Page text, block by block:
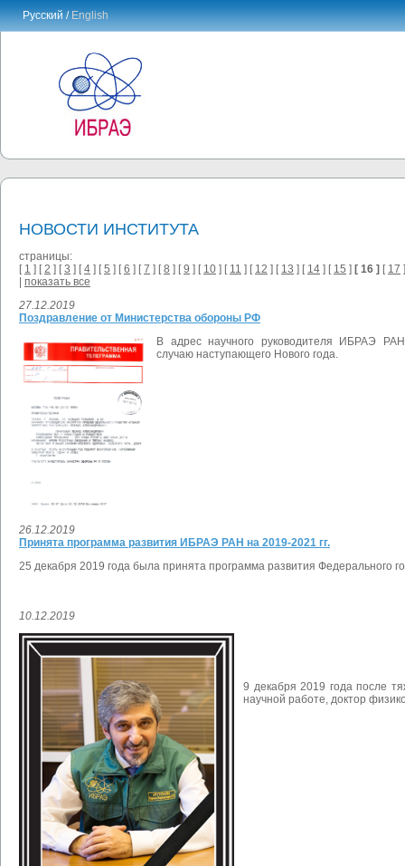
Русский /English
НОВОСТИ ИНСТИТУТА
страницы:
[ 1 ] [2 ] [3 ] [4 ] [5 ] [6 ] [7 ] [8 ] [9 ] [ 10 ] [ 11 ] [ 12 ] [ 13 ] [ 14 ] [ 15 ] [ 16 ] [ 17
показать все
27.12.2019
Поздравление от Министерства обороны РФ
В адреснаучного руководителя ИБРАЭ
случаю наступающего Нового года.
26.12.2019
Принята программа развития ИБРАЭ РАН на 2019-2021 гг.
25 декабря 2019 года была принята программа развития Федерального
10.12.2019
9 декабря 2019 года после
научной работе, доктор